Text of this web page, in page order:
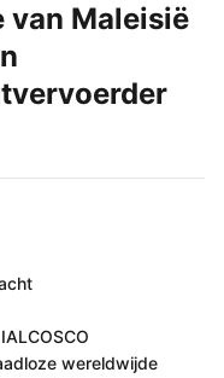
van Maleisië
wereldwijde